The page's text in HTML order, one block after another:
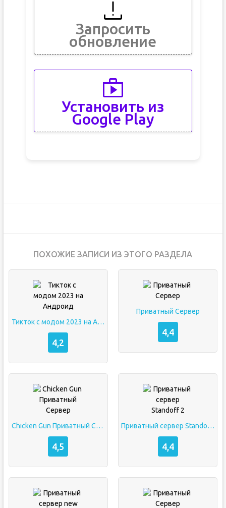
Запросить
обновление
Установить из
Google Play
ПОХОЖИЕ ЗАПИСИ ИЗ ЭТОГО РАЗДЕЛА
Тикток с модом 2023 на Андроид
4,2
Приватный Сервер
4,4
Chicken Gun Приватный Сервер
4,5
Приватный сервер Standoff 2
4,4